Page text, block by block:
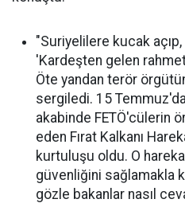
"Suriyelilere kucak açıp,
'Kardeşten gelen
Öte yandan terör
sergiledi. 15
akabinde FETÖ'cülerin
eden Fırat Kalkanı
kurtuluşu oldu. O
güvenliğini sağlamakla
gözle bakanlar nasıl